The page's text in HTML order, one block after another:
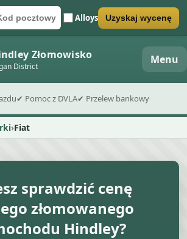
Numer rejestracyjny
Kod pocztowyAlloys
Wyślij formularz wyceny Uzyskaj wycenę
Złomowisko
District Menu
✔ Pomoc z DVLA✔ Przelew bankowy
Fiat
sprawdzić cenę
złomowanego
Hindley?